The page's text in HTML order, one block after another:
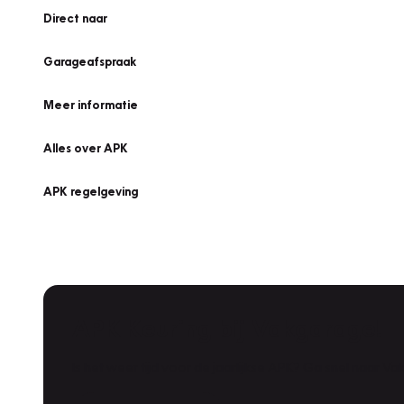
Direct naar
Garageafspraak
Meer informatie
Alles over APK
APK regelgeving